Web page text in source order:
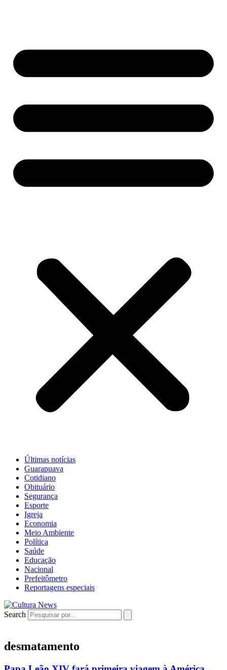
Últimas notícias
Guarapuava
Cotidiano
Obituário
Segurança
Esporte
Igreja
Economia
Meio Ambiente
Política
Saúde
Educação
Nacional
Prefeitômetro
Reportagens especiais
Search
desmatamento